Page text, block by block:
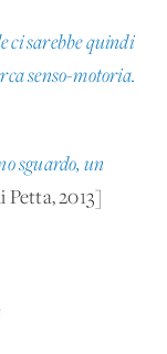
ci sarebbe quindi
senso-motoria.
sguardo, un
Petta, 2013]